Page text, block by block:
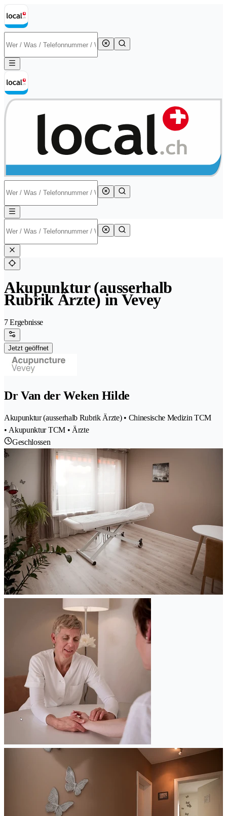
Akupunktur (ausserhalb
Rubrik Ärzte) in Vevey
7 Ergebnisse
Jetzt geöffnet
Dr Van der Weken Hilde
Akupunktur (ausserhalb Rubrik Ärzte) • Chinesische Medizin TCM
• Akupunktur TCM • Ärzte
Geschlossen